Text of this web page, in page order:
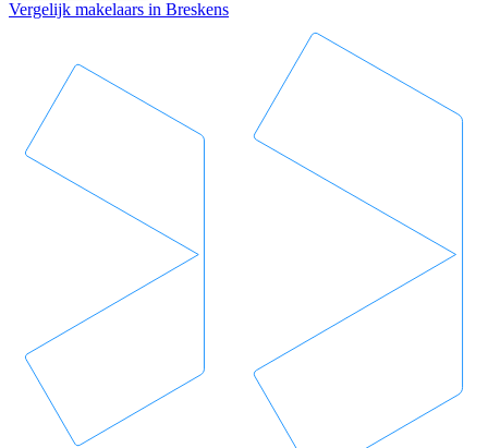
Vergelijk makelaars in Breskens